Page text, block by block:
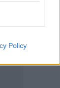
Policy